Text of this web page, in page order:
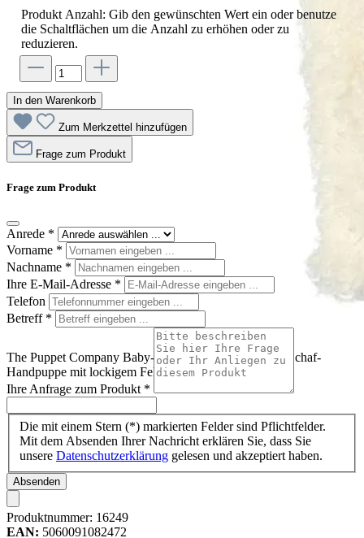
The Puppet Company Baby-Handpuppe Schaf, weiße Schaf-
Handpuppe mit lockigem Fell und schwarzem Gesicht
Produkt Anzahl: Gib den gewünschten Wert ein oder benutze
die Schaltflächen um die Anzahl zu erhöhen oder zu
reduzieren.
In den Warenkorb
Zum Merkzettel hinzufügen
Frage zum Produkt
Frage zum Produkt
Anrede *
Vorname *
Nachname *
Ihre E-Mail-Adresse *
Telefon
Betreff *
Ihre Anfrage zum Produkt *
Die mit einem Stern (*) markierten Felder sind Pflichtfelder.
Mit dem Absenden Ihrer Nachricht erklären Sie, dass Sie
unsere Datenschutzerklärung gelesen und akzeptiert haben.
Absenden
Produktnummer: 16249
EAN: 5060091082472